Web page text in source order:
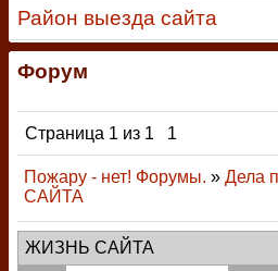
Район выезда сайта
Форум
Страница 1 из 1 1
Пожару - нет! Форумы. » Дела
САЙТА
ЖИЗНЬ САЙТА